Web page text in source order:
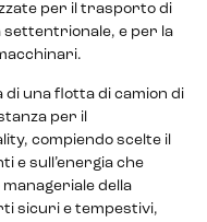
per il trasporto di
settentrionale, e per la
di una flotta di camion di
per il
compiendo scelte il
e sull’energia che
della
sicuri e tempestivi,